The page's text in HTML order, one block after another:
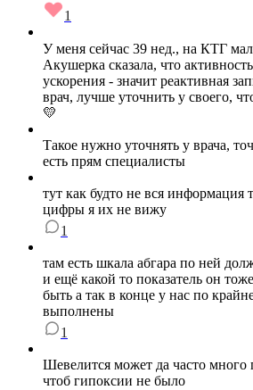
1
У меня сейчас 39 нед., на КТГ
Акушерка сказала, что
ускорения - значит реактивная
врач, лучше уточнить у своего,
💛
Такое нужно уточнять у врача,
есть прям специалисты
тут как будто не вся
цифры я их не вижу
1
там есть шкала абгара по ней
и ещё какой то показатель он
быть а так в конце у нас по
выполнены
1
Шевелится может да часто много
чтоб гипоксии не было